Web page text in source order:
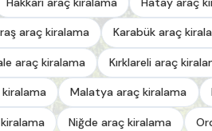
araç kiralama Karabük araç
araç kiralama Kırklareli araç
Malatya araç kiralama
Niğde araç kiralama